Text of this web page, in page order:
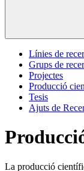
Línies de
Grups de
Projectes
Producció
Tesis
Ajuts de
La producció